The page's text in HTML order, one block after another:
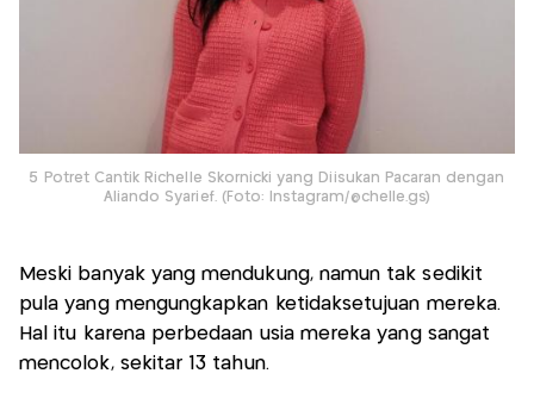
5 Potret Cantik Richelle Skornicki yang Diisukan Pacaran dengan
Aliando Syarief. (Foto: Instagram/@chelle.gs)
Meski banyak yang mendukung, namun tak sedikit
pula yang mengungkapkan ketidaksetujuan mereka.
Hal itu karena perbedaan usia mereka yang sangat
mencolok, sekitar 13 tahun.